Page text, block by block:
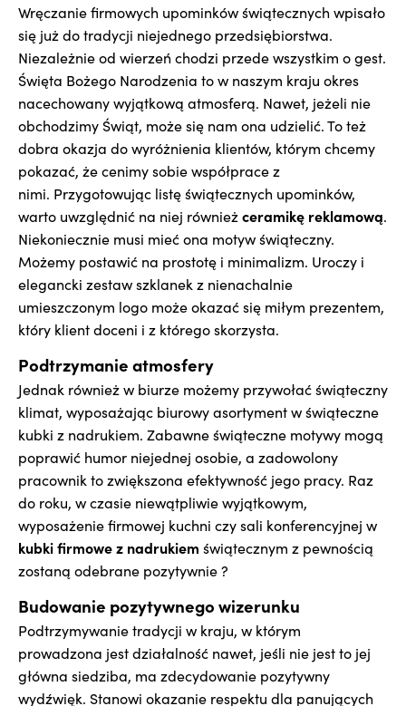
Wręczanie firmowych upominków świątecznych wpisało
się już do tradycji niejednego przedsiębiorstwa.
Niezależnie od wierzeń chodzi przede wszystkim o gest.
Święta Bożego Narodzenia to w naszym kraju okres
nacechowany wyjątkową atmosferą. Nawet, jeżeli nie
obchodzimy Świąt, może się nam ona udzielić. To też
dobra okazja do wyróżnienia klientów, którym chcemy
pokazać, że cenimy sobie współprace z
nimi. Przygotowując listę świątecznych upominków,
warto uwzględnić na niej równieżceramikę reklamową.
Niekoniecznie musi mieć ona motyw świąteczny.
Możemy postawić na prostotę i minimalizm. Uroczy i
elegancki zestaw szklanek z nienachalnie
umieszczonym logo może okazać się miłym prezentem,
który klient doceni i z którego skorzysta.
Podtrzymanie atmosfery
Jednak również w biurze możemy przywołać świąteczny
klimat, wyposażając biurowy asortyment w świąteczne
kubki z nadrukiem. Zabawne świąteczne motywy mogą
poprawić humor niejednej osobie, a zadowolony
pracownik to zwiększona efektywność jego pracy. Raz
do roku, w czasie niewątpliwie wyjątkowym,
wyposażenie firmowej kuchni czy sali konferencyjnej w
kubki firmowe z nadrukiem świątecznym z pewnością
zostaną odebrane pozytywnie ?
Budowanie pozytywnego wizerunku
Podtrzymywanie tradycji w kraju, w którym
prowadzona jest działalność nawet, jeśli nie jest to jej
główna siedziba, ma zdecydowanie pozytywny
wydźwięk. Stanowi okazanie respektu dla panujących